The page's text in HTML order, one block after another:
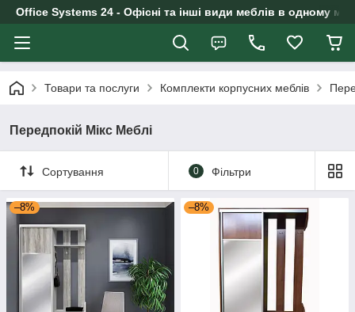
Office Systems 24 - Офісні та інші види меблів в одному
Товари та послуги Комплекти корпусних меблів
Передпокій Мікс Меблі
Сортування 0 Фільтри
–8% –8%